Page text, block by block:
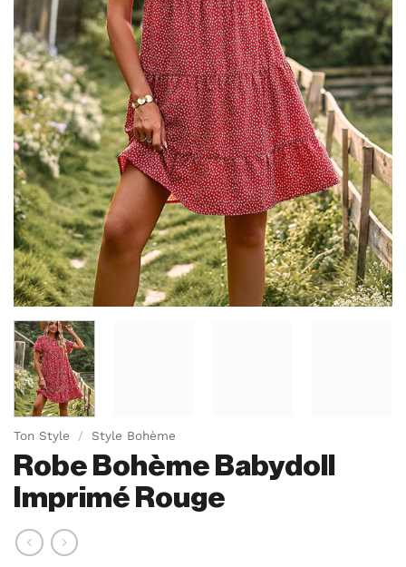
Ton Style / Style Bohème
Robe Bohème Babydoll
Imprimé Rouge